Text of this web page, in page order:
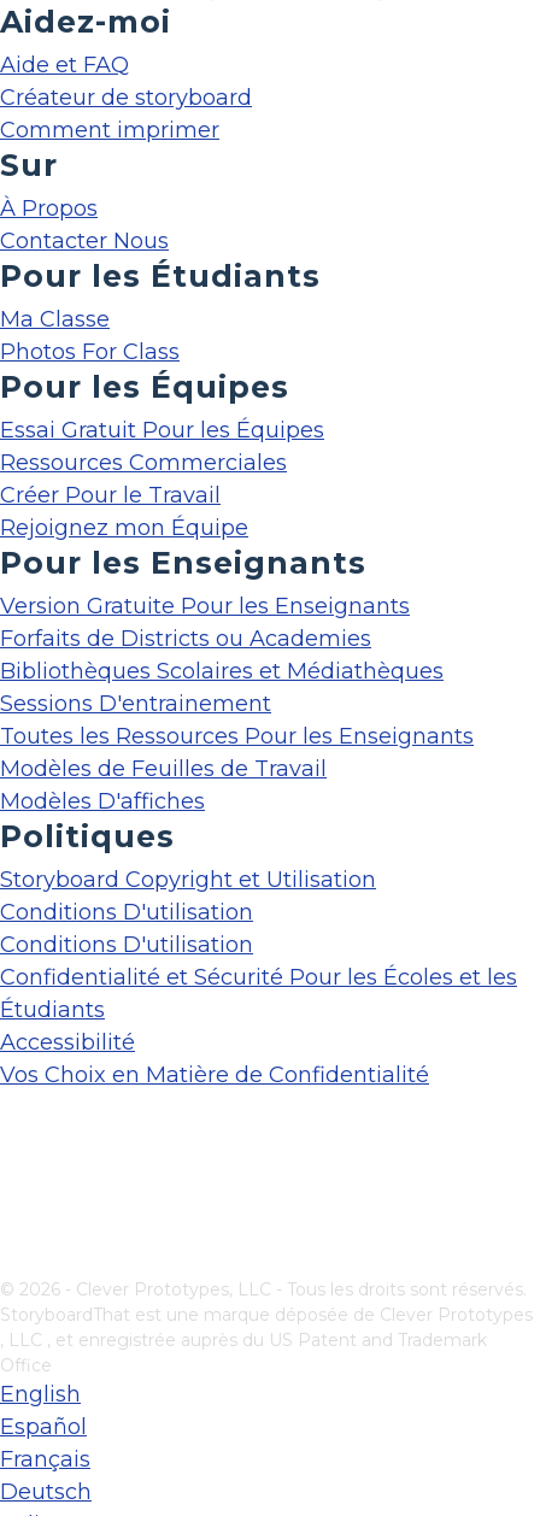
Aidez-moi
Aide et FAQ
Créateur de storyboard
Comment imprimer
Sur
À Propos
Contacter Nous
Pour les Étudiants
Ma Classe
Photos For Class
Pour les Équipes
Essai Gratuit Pour les Équipes
Ressources Commerciales
Créer Pour le Travail
Rejoignez mon Équipe
Pour les Enseignants
Version Gratuite Pour les Enseignants
Forfaits de Districts ou Academies
Bibliothèques Scolaires et Médiathèques
Sessions D'entrainement
Toutes les Ressources Pour les Enseignants
Modèles de Feuilles de Travail
Modèles D'affiches
Politiques
Storyboard Copyright et Utilisation
Conditions D'utilisation
Conditions D'utilisation
Confidentialité et Sécurité Pour les Écoles et les
Étudiants
Accessibilité
Vos Choix en Matière de Confidentialité
© 2026 - Clever Prototypes, LLC - Tous les droits sont réservés.
StoryboardThat est une marque déposée de Clever Prototypes
, LLC , et enregistrée auprès du US Patent and Trademark
Office
English
Español
Français
Deutsch